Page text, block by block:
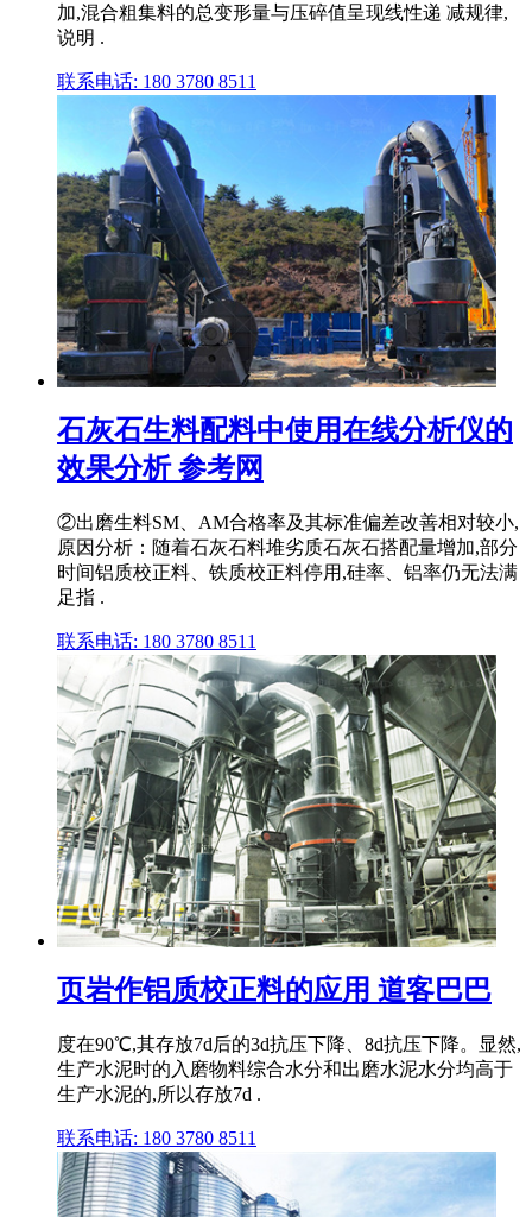
加,混合粗集料的总变形量与压碎值呈现线性递 减规律,
说明 .
联系电话: 180 3780 8511
石灰石生料配料中使用在线分析仪的
效果分析 参考网
②出磨生料SM、AM合格率及其标准偏差改善相对较小,
原因分析：随着石灰石料堆劣质石灰石搭配量增加,部分
时间铝质校正料、铁质校正料停用,硅率、铝率仍无法满
足指 .
联系电话: 180 3780 8511
页岩作铝质校正料的应用 道客巴巴
度在90℃,其存放7d后的3d抗压下降、8d抗压下降。显然,
生产水泥时的入磨物料综合水分和出磨水泥水分均高于
生产水泥的,所以存放7d .
联系电话: 180 3780 8511